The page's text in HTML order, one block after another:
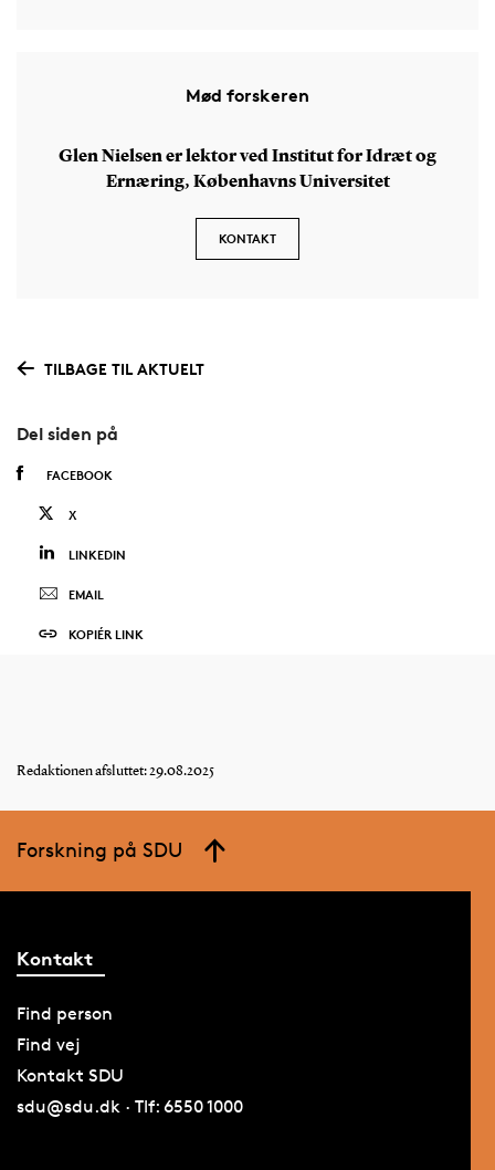
Mød forskeren
Glen Nielsen er lektor ved Institut for Idræt og
Ernæring, Københavns Universitet
KONTAKT
TILBAGE TIL AKTUELT
Del siden på
FACEBOOK
X
LINKEDIN
EMAIL
KOPIÉR LINK
Redaktionen afsluttet: 29.08.2025
Forskning på SDU
Kontakt
Find person
Find vej
Kontakt SDU
sdu@sdu.dk · Tlf: 6550 1000